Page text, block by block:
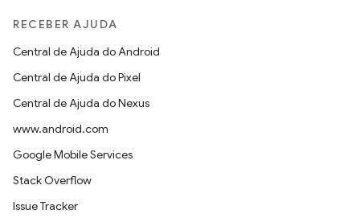
RECEBER AJUDA
Central de Ajuda do Android
Central de Ajuda do Pixel
Central de Ajuda do Nexus
www.android.com
Google Mobile Services
Stack Overflow
Issue Tracker